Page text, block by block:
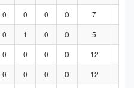
0 0 0 0 7
0 1 0 0 5
0 0 0 0 12
0 0 0 0 12